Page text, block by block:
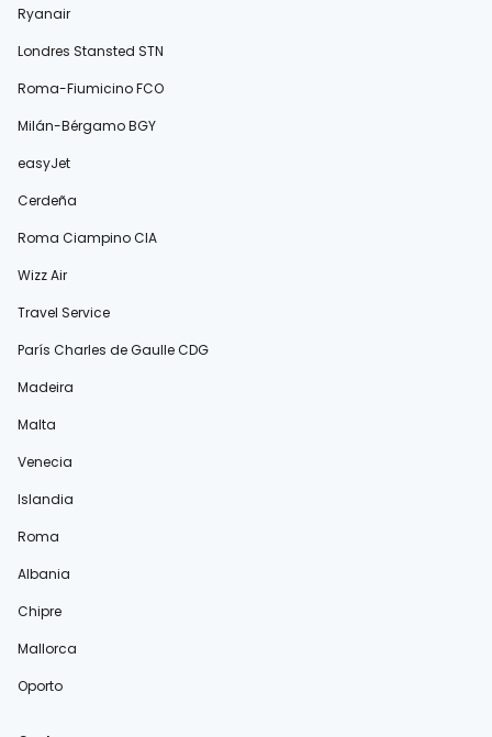
Ryanair
Londres Stansted STN
Roma-Fiumicino FCO
Milán-Bérgamo BGY
easyJet
Cerdeña
Roma Ciampino CIA
Wizz Air
Travel Service
París Charles de Gaulle CDG
Madeira
Malta
Venecia
Islandia
Roma
Albania
Chipre
Mallorca
Oporto